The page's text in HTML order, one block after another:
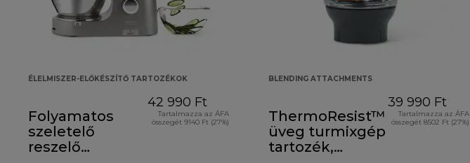
ÉLELMISZER-ELŐKÉSZÍTŐ TARTOZÉKOK
Folyamatos
szeletelő
reszelő
42 990 Ft
Tartalmazza az ÁFA
összegét 9140 Ft (27%)
BLENDING ATTACHMENTS
ThermoResist™
üveg turmixgép
tartozék,
39 990 Ft
Tartalmazza az ÁFA
összegét 8502 Ft (27%)